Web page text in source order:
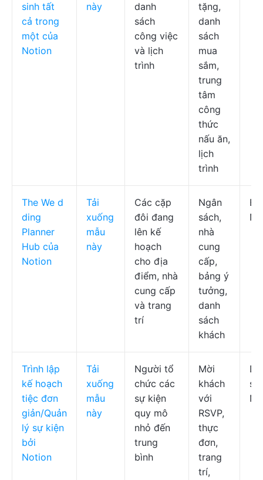
sinh tất
cả trong
một của
Notion
này
danh
sách
công việc
và lịch
trình
tặng,
danh
sách
mua
sắm,
trung
tâm
công
thức
nấu ăn,
lịch
trình
The We d
ding
Planner
Hub của
Notion
Tải
xuống
mẫu
này
Các cặp
đôi đang
lên kế
hoạch
cho địa
điểm, nhà
cung cấp
và trang
trí
Ngân
sách,
nhà
cung
cấp,
bảng ý
tưởng,
danh
sách
khách
Trình lập
kế hoạch
tiệc đơn
giản/Quản
lý sự kiện
bởi
Notion
Tải
xuống
mẫu
này
Người tổ
chức các
sự kiện
quy mô
nhỏ đến
trung
bình
Mời
khách
với
RSVP,
thực
đơn,
trang
trí,